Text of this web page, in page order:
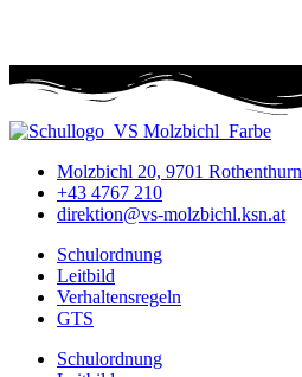
Molzbichl 20, 9701 Rothenthurn
+43 4767 210
direktion@vs-molzbichl.ksn.at
Schulordnung
Leitbild
Verhaltensregeln
GTS
Schulordnung